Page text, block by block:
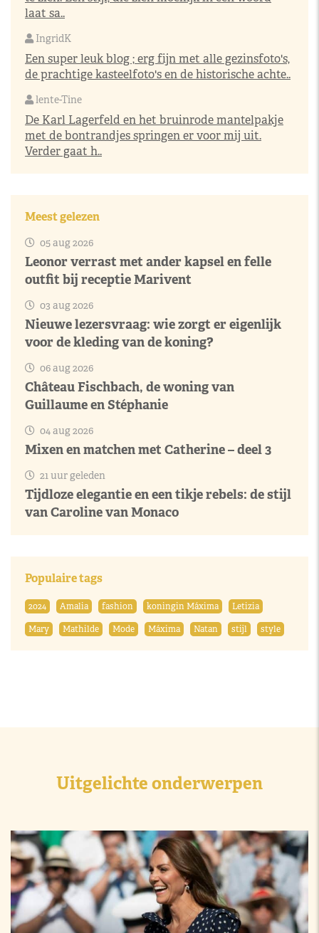
laat sa..
IngridK
Een super leuk blog ; erg fijn met alle gezinsfoto's,
de prachtige kasteelfoto's en de historische achte..
lente-Tine
De Karl Lagerfeld en het bruinrode mantelpakje
met de bontrandjes springen er voor mij uit.
Verder gaat h..
Meest gelezen
05 aug 2026
Leonor verrast met ander kapsel en felle
outfit bij receptie Marivent
03 aug 2026
Nieuwe lezersvraag: wie zorgt er eigenlijk
voor de kleding van de koning?
06 aug 2026
Château Fischbach, de woning van
Guillaume en Stéphanie
04 aug 2026
Mixen en matchen met Catherine – deel 3
21 uur geleden
Tijdloze elegantie en een tikje rebels: de stijl
van Caroline van Monaco
Populaire tags
2024 Amalia fashion koningin Máxima
Letizia
Mary
Mathilde Mode Máxima Natan stijl style
Uitgelichte onderwerpen